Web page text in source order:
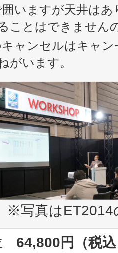
囲いますが天井は
ことはできません
ャンセルはキャ
がいます。
※写真はET2014
64,800円（税込